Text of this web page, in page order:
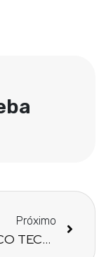
Próximo
Ações ECO TECH ajudam a tornar o ambiente mais sustentável